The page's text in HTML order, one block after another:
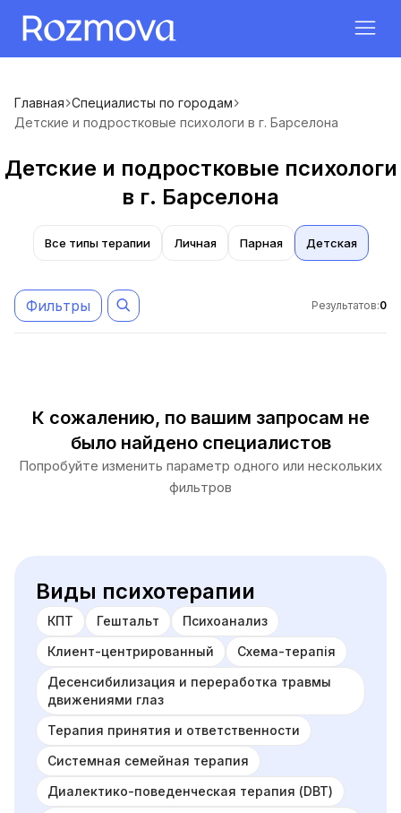
Главная Специалисты по городам
Детские и подростковые психологи в г. Барселона
Детские и подростковые психологи
в г. Барселона
Все типы терапии Личная Парная Детская
Фильтры Результатов:0
К сожалению, по вашим запросам не
было найдено специалистов
Попробуйте изменить параметр одного или нескольких
фильтров
Виды психотерапии
КПТ Гештальт
Психоанализ
Клиент-центрированный
Схема-терапія
Десенсибилизация и переработка травмы
движениями глаз
Терапия принятия и ответственности
Системная семейная терапия
Диалектико-поведенческая терапия (DBT)